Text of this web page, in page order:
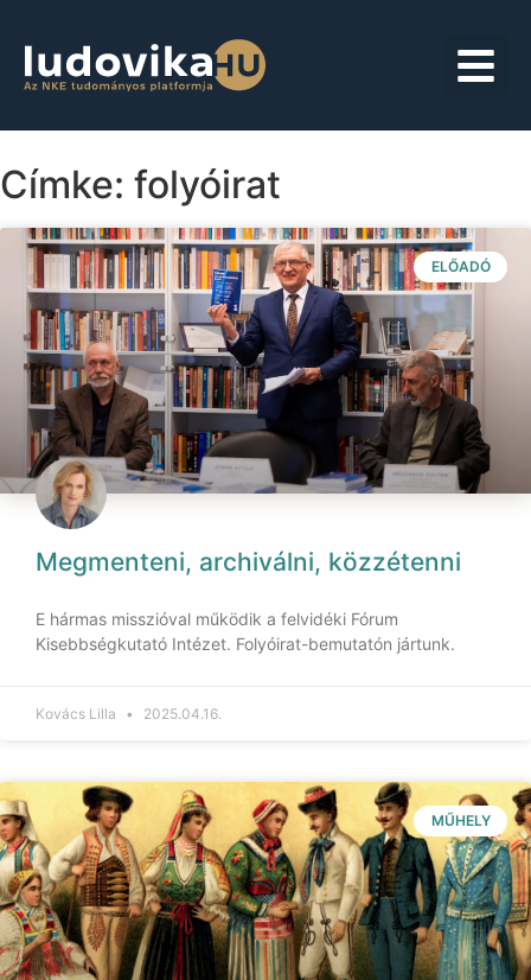
Címke: folyóirat
ELŐADÓ
Megmenteni, archiválni, közzétenni
E hármas misszióval működik a felvidéki Fórum
Kisebbségkutató Intézet. Folyóirat-bemutatón jártunk.
Kovács Lilla 2025.04.16.
MŰHELY